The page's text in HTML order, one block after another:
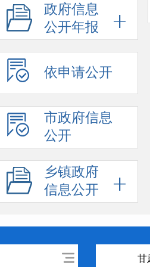
政府信息
公开年报
依申请公开
市政府信息
公开
乡镇政府
信息公开